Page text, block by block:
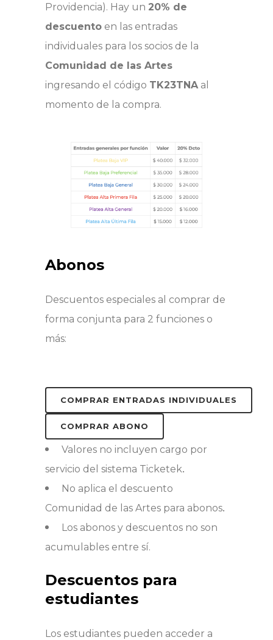
Providencia). Hay un 20% de
descuento en las entradas
individuales para los socios de la
Comunidad de las Artes
ingresando el código TK23TNA al
momento de la compra.
Abonos
Descuentos especiales al comprar de
forma conjunta para 2 funciones o
más:
COMPRAR ENTRADAS INDIVIDUALES
COMPRAR ABONO
Valores no incluyen cargo por
servicio del sistema Ticketek.
No aplica el descuento
Comunidad de las Artes para abonos.
Los abonos y descuentos no son
acumulables entre sí.
Descuentos para
estudiantes
Los estudiantes pueden acceder a